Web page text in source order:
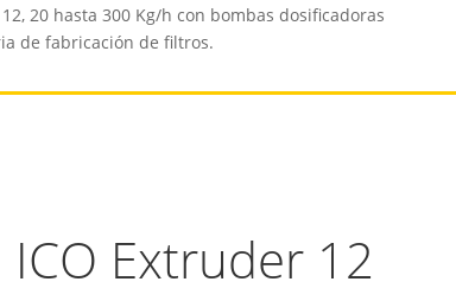
20 hasta 300 Kg/h con bombas dosificadoras
de fabricación de filtros.
ICO Extruder 12